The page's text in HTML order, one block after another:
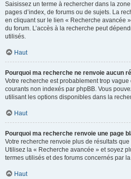
Saisissez un terme à rechercher dans la
pages d’index, de forums ou de sujets. La
en cliquant sur le lien « Recherche avancée
du forum. L’accès à la recherche peut
utilisés.
Haut
Pourquoi ma recherche ne renvoie aucun
Votre recherche est probablement trop
courants non indexés par phpBB. Vous
utilisant les options disponibles dans la
Haut
Pourquoi ma recherche renvoie une page
Votre recherche renvoie plus de résultats
Utilisez la « Recherche avancée » et soyez
termes utilisés et des forums concernés par
Haut